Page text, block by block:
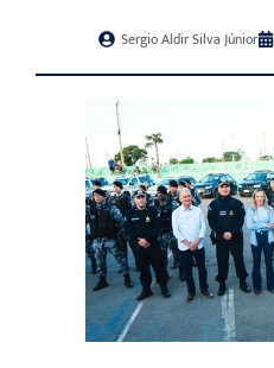
Sergio Aldir Silva Júnior